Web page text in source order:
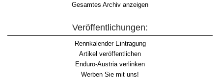
Gesamtes Archiv anzeigen
Veröffentlichungen:
Rennkalender Eintragung
Artikel veröffentlichen
Enduro-Austria verlinken
Werben Sie mit uns!